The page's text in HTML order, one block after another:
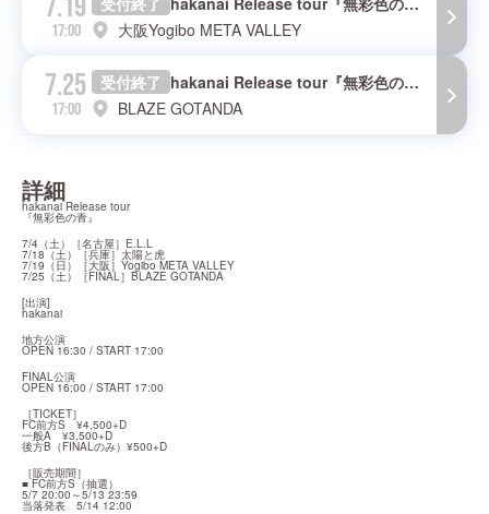
17:00
大阪Yogibo META VALLEY
7.25
17:00
受付終了
hakanai Release tour『無彩色の青』- FINAL -
BLAZE GOTANDA
詳細
hakanai Release tour
『無彩色の青』
7/4（土）［名古屋］E.L.L
7/18（土）［兵庫］太陽と虎
7/19（日）［大阪］Yogibo META VALLEY
7/25（土）［FINAL］BLAZE GOTANDA
[出演]
hakanai
地方公演
OPEN 16:30 / START 17:00
FINAL公演
OPEN 16:00 / START 17:00
［TICKET］
FC前方S　¥4,500+D
一般A　¥3,500+D
後方B（FINALのみ）¥500+D
［販売期間］
■ FC前方S（抽選）
5/7 20:00～5/13 23:59
当落発表　5/14 12:00